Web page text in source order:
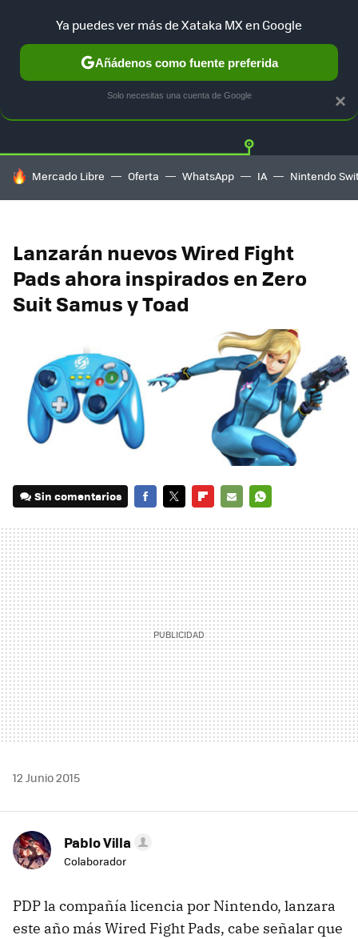
Twitter
HOY SE HABLA DE
Mercado Libre Oferta WhatsApp IA Nintendo
Lanzarán nuevos Wired Fight
Pads ahora inspirados en Zero
Suit Samus y Toad
Sin comentarios
MAIL
12 Junio 2015
Pablo Villa
Colaborador
PDP la compañía licencia por Nintendo, lanzara
este año más Wired Fight Pads, cabe señalar que
×
Ya puedes ver más de Xataka MX en Google
Añádenos como fuente preferida
Solo necesitas una cuenta de Google